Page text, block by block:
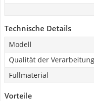
Technische Details
Modell
Qualität der Verarbeitung
Füllmaterial
Vorteile